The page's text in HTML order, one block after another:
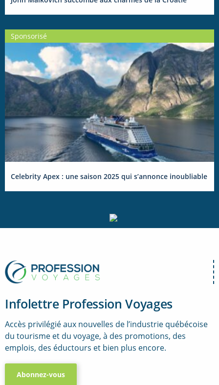
Sponsorisé
Celebrity Apex : une saison 2025 qui s’annonce inoubliable
Infolettre Profession Voyages
Accès privilégié aux nouvelles de l’industrie québécoise
du tourisme et du voyage, à des promotions, des
emplois, des éductours et bien plus encore.
Abonnez-vous